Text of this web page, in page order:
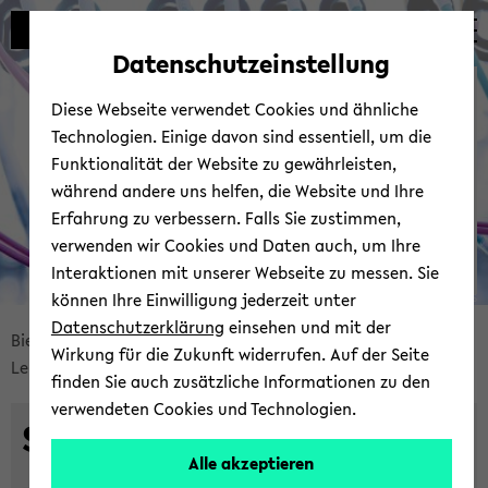
Automatische
vermeiden
zum
wechseln
zum
wechseln
zum
wechseln
Bread­
crumb
sprin­
gen
Bie­le­fel­der IT-​Servicezentrum
Ser­vices
Lehr- & Lern­un­ter­stüt­zung
Soft­ware
Servicezentrum
© Uni­ver­si­tät Bie­le­feld | BITS
Soft­ware­an­ge­bot
Datenschutzeinstellung
Diese Webseite verwendet Cookies und ähnliche
Technologien. Einige davon sind essentiell, um die
Funktionalität der Website zu gewährleisten,
während andere uns helfen, die Website und Ihre
Erfahrung zu verbessern. Falls Sie zustimmen,
verwenden wir Cookies und Daten auch, um Ihre
Interaktionen mit unserer Webseite zu messen. Sie
können Ihre Einwilligung jederzeit unter
Datenschutzerklärung einsehen und mit der
Wirkung für die Zukunft widerrufen. Auf der Seite
finden Sie auch zusätzliche Informationen zu den
verwendeten Cookies und Technologien.
Alle akzeptieren